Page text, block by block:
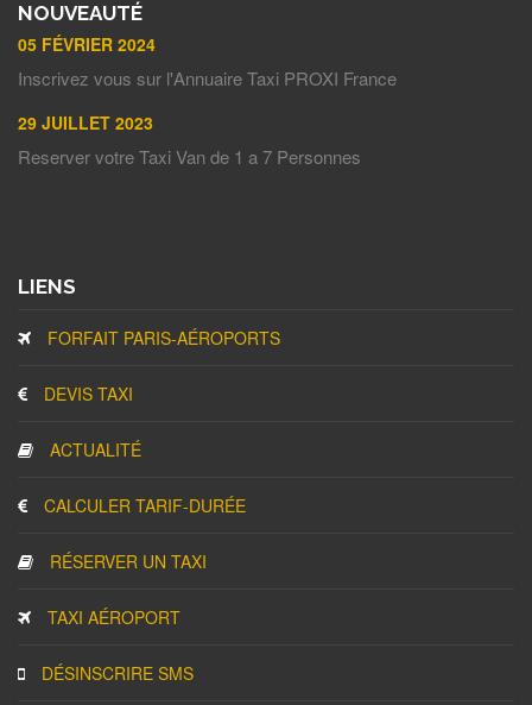
NOUVEAUTÉ
05 FÉVRIER 2024
Inscrivez vous sur l'Annuaire Taxi PROXI France
29 JUILLET 2023
Reserver votre Taxi Van de 1 a 7 Personnes
LIENS
FORFAIT PARIS-AÉROPORTS
DEVIS TAXI
ACTUALITÉ
CALCULER TARIF-DURÉE
RÉSERVER UN TAXI
TAXI AÉROPORT
DÉSINSCRIRE SMS